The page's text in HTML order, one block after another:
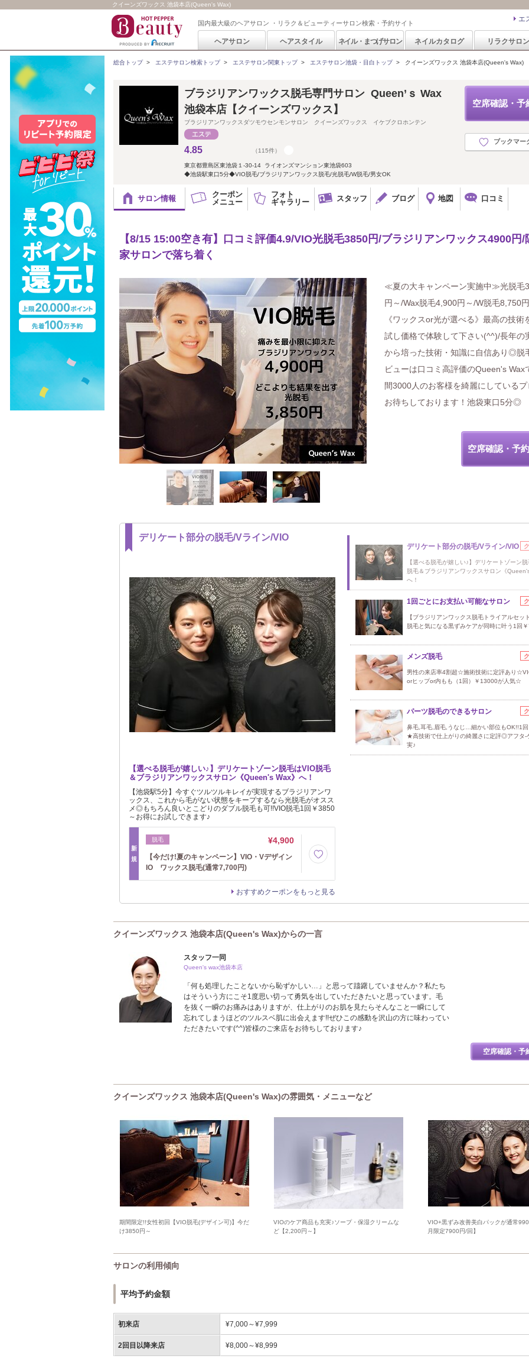
クイーンズワックス 池袋本店(Queen's Wax)
国内最大級のヘアサロン ・リラク＆ビューティーサロン検索・予約サイト エ
ヘアサロン ヘアスタイル ネイル・まつげサロン ネイルカタログ リラクサロン
総合トップ> エステサロン検索トップ> エステサロン関東トップ> エステサロン池袋・目白トップ> クイーンズワックス 池袋本店(Queen's Wax)
空席確認・予
ブックマー
ブラジリアンワックス脱毛専門サロン Queen’ｓ Wax
池袋本店【クイーンズワックス】
ブラジリアンワックスダツモウセンモンサロン クイーンズワックス イケブクロホンテン
4.85 （115件）
東京都豊島区東池袋１-30-14 ライオンズマンション東池袋603
◆池袋駅東口5分◆VIO脱毛/ブラジリアンワックス脱毛/光脱毛/W脱毛/男女OK
サロン情報
クーポン
メニュー
フォト
ギャラリー
スタッフ ブログ 地図 口コミ
【8/15 15:00空き有】口コミ評価4.9/VIO光脱毛3850円/ブラジリアンワックス4900円/
家サロンで落ち着く
≪夏の大キャンペーン実施中≫光脱毛
円～/Wax脱毛4,900円～/W脱毛8,750
《ワックスor光が選べる》最高の技術
試し価格で体験して下さい(^^)/長年の
から培った技術・知識に自信あり◎脱
ビューは口コミ高評価のQueen's Wax
間3000人のお客様を綺麗にしている
お待ちしております！池袋東口5分◎
空席確認・予
デリケート部分の脱毛/Vライン/VIO
【選べる脱毛が嬉しい♪】デリケートゾーン脱毛はVIO脱毛
＆ブラジリアンワックスサロン《Queen's Wax》へ！
【池袋駅5分】今すぐツルツルキレイが実現するブラジリアンワ
ックス、これから毛がない状態をキープするなら光脱毛がオスス
メ◎もちろん良いとこどりのダブル脱毛も可!!VIO脱毛1回￥3850
～お得にお試しできます♪
新
規
脱毛 ¥4,900
【今だけ!夏のキャンペーン】VIO・Vデザイン
IO ワックス脱毛(通常7,700円)
おすすめクーポンをもっと見る
デリケート部分の脱毛/Vライン/VIO
【選べる脱毛が嬉しい♪】デリケートゾーン
脱毛＆ブラジリアンワックスサロン《
へ！
1回ごとにお支払い可能なサロン
【ブラジリアンワックス脱毛トライアルセッ
脱毛と気になる黒ずみケアが同時に叶う1回
メンズ脱毛
男性の来店率4割超☆施術技術に定評あり
orヒップor内もも（1回）￥13000が人気☆
パーツ脱毛のできるサロン
鼻毛,耳毛,眉毛,うなじ…細かい部位もOK!!1
★高技術で仕上がりの綺麗さに定評◎アフタ-
実♪
クイーンズワックス 池袋本店(Queen's Wax)からの一言
スタッフ一同
Queen's wax池袋本店
「何も処理したことないから恥ずかしい…」と思って躊躇していませんか？私たち
はそういう方にこそ1度思い切って勇気を出していただきたいと思っています。毛
を抜く一瞬のお痛みはありますが、仕上がりのお肌を見たらそんなこと一瞬にして
忘れてしまうほどのツルスベ肌に出会えます!!ぜひこの感動を沢山の方に味わってい
ただきたいです(^^)皆様のご来店をお待ちしております♪
空席確認・予
クイーンズワックス 池袋本店(Queen's Wax)の雰囲気・メニューなど
期間限定!!女性初回【VIO脱毛(デザイン可)】今だ
け3850円～
VIOのケア商品も充実♪ソープ・保湿クリームな
ど【2,200円～】
VIO+黒ずみ改善美白パックが通常
月限定7900円/回】
サロンの利用傾向
平均予約金額
初来店 ¥7,000～¥7,999
2回目以降来店 ¥8,000～¥8,999